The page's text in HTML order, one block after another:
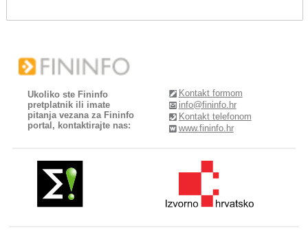
Ukoliko ste Fininfo
pretplatnik ili imate
pitanja vezana za Fininfo
portal, kontaktirajte nas:
Kontakt formom
info@fininfo.hr
Kontakt telefonom
www.fininfo.hr